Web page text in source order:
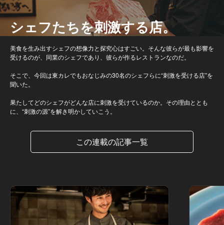
シェフたちを刺激する店。
美食を生み出すシェフの想像力と探究心はすごい。そんな彼らが最も影響を
受けるのが、同業のシェフであり、彼らが作るレストランなのだ。
そこで、今回は東カレでもおなじみの30名のシェフらに“刺激を受ける店”を
聞いた。
果たしてどのシェフがどんな店に刺激を受けているのか。その理由ととも
に、“刺激の源”を解き明かしていこう。
この連載の記事一覧